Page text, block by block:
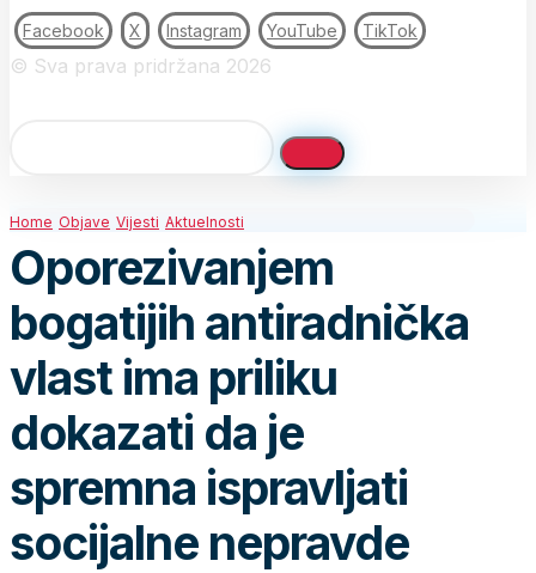
Facebook X Instagram YouTube TikTok
© Sva prava pridržana 2026
Home Objave Vijesti Aktuelnosti
Oporezivanjem
bogatijih antiradnička
vlast ima priliku
dokazati da je
spremna ispravljati
socijalne nepravde